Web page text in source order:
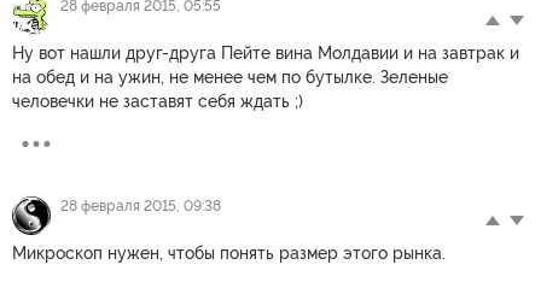
28 февраля 2015, 05:55
Ну вот нашли друг-друга Пейте вина Молдавии и на завтрак и
на обед и на ужин, не менее чем по бутылке. Зеленые
человечки не заставят себя ждать ;)
28 февраля 2015, 09:38
Микроскоп нужен, чтобы понять размер этого рынка.